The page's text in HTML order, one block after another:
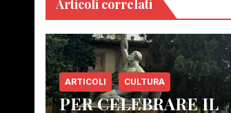
Articoli correlati
ARTICOLI CULTURA
PER CELEBRARE IL